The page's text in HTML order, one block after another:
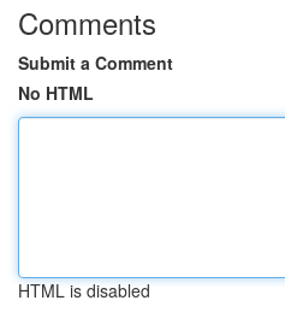
Comments
Submit a Comment
No HTML
HTML is disabled